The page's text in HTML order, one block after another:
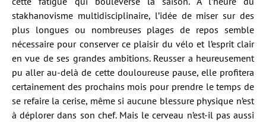
stakhanovisme multidisciplinaire, l’idée de miser sur des
plus longues ou nombreuses plages de repos semble
nécessaire pour conserver ce plaisir du vélo et l’esprit clair
en vue de ses grandes ambitions. Reusser a heureusement
pu aller au-delà de cette douloureuse pause, elle profitera
certainement des prochains mois pour prendre le temps de
se refaire la cerise, même si aucune blessure physique n’est
à déplorer dans son chef. Mais le cerveau n’est-il pas aussi